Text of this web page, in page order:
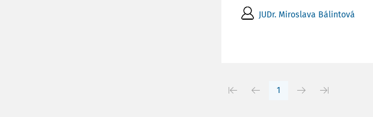
JUDr. Miroslava Bálintová
1